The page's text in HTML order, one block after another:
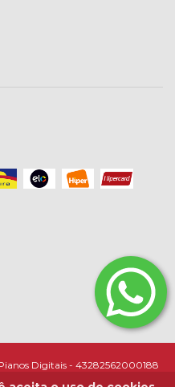
Digitais - 43282562000188